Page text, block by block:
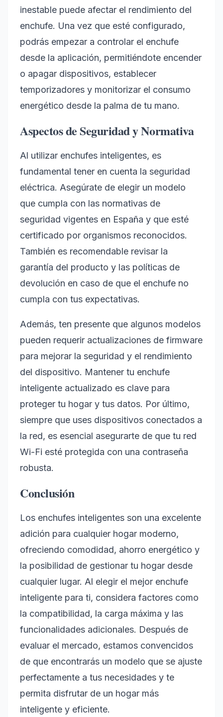
inestable puede afectar el rendimiento del
enchufe. Una vez que esté configurado,
podrás empezar a controlar el enchufe
desde la aplicación, permitiéndote encender
o apagar dispositivos, establecer
temporizadores y monitorizar el consumo
energético desde la palma de tu mano.
Aspectos de Seguridad y Normativa
Al utilizar enchufes inteligentes, es
fundamental tener en cuenta la seguridad
eléctrica. Asegúrate de elegir un modelo
que cumpla con las normativas de
seguridad vigentes en España y que esté
certificado por organismos reconocidos.
También es recomendable revisar la
garantía del producto y las políticas de
devolución en caso de que el enchufe no
cumpla con tus expectativas.
Además, ten presente que algunos modelos
pueden requerir actualizaciones de firmware
para mejorar la seguridad y el rendimiento
del dispositivo. Mantener tu enchufe
inteligente actualizado es clave para
proteger tu hogar y tus datos. Por último,
siempre que uses dispositivos conectados a
la red, es esencial asegurarte de que tu red
Wi-Fi esté protegida con una contraseña
robusta.
Conclusión
Los enchufes inteligentes son una excelente
adición para cualquier hogar moderno,
ofreciendo comodidad, ahorro energético y
la posibilidad de gestionar tu hogar desde
cualquier lugar. Al elegir el mejor enchufe
inteligente para ti, considera factores como
la compatibilidad, la carga máxima y las
funcionalidades adicionales. Después de
evaluar el mercado, estamos convencidos
de que encontrarás un modelo que se ajuste
perfectamente a tus necesidades y te
permita disfrutar de un hogar más
inteligente y eficiente.